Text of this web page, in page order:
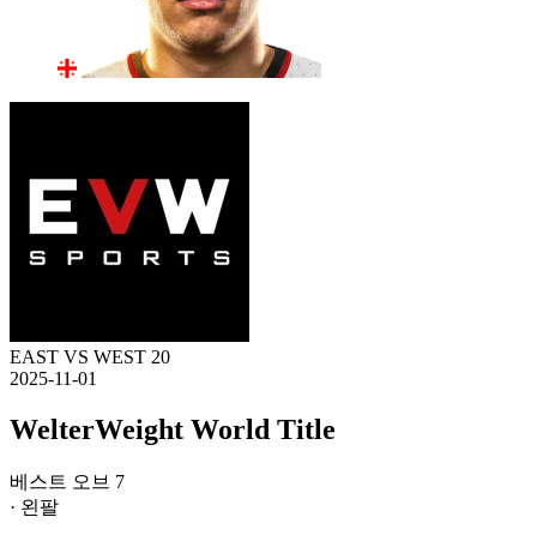
EAST VS WEST 20
2025-11-01
WelterWeight World Title
베스트 오브 7
· 왼팔